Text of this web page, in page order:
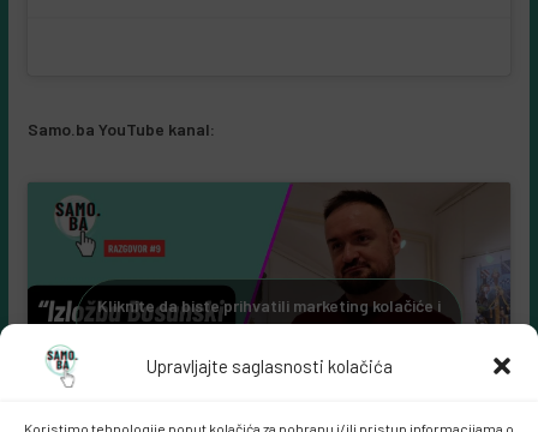
Upravljajte saglasnosti kolačića
Koristimo tehnologije poput kolačića za pohranu i/ili pristup informacijama o
Samo.ba YouTube kanal:
Kliknite da biste prihvatili marketing kolačiće i